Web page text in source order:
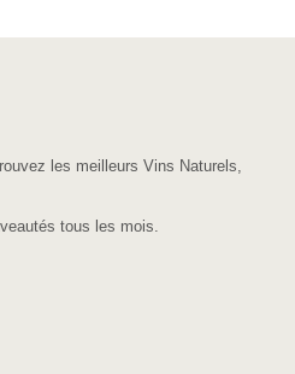
les meilleurs Vins Naturels,
tous les mois.